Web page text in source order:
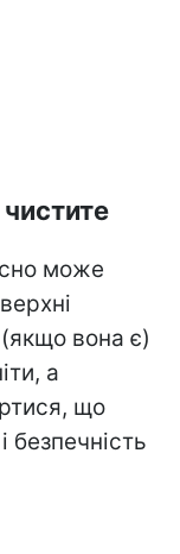
може
вона є)
а
що
безпечність